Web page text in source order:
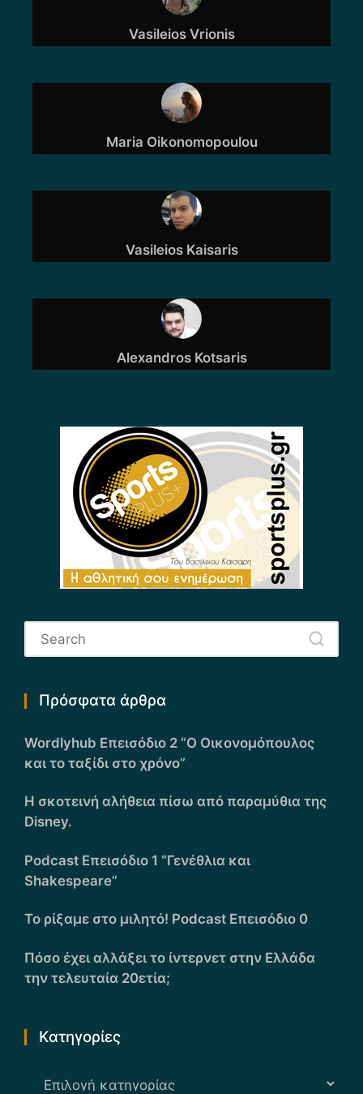
Vasileios Vrionis
Maria Oikonomopoulou
Vasileios Kaisaris
Alexandros Kotsaris
Πρόσφατα άρθρα
Wordlyhub Επεισόδιο 2 “Ο Οικονομόπουλος
και το ταξίδι στο χρόνο”
Η σκοτεινή αλήθεια πίσω από παραμύθια της
Disney.
Podcast Επεισόδιο 1 “Γενέθλια και
Shakespeare”
Το ρίξαμε στο μιλητό! Podcast Επεισόδιο 0
Πόσο έχει αλλάξει το ίντερνετ στην Ελλάδα
την τελευταία 20ετία;
Kατηγορίες
Kατηγορίες